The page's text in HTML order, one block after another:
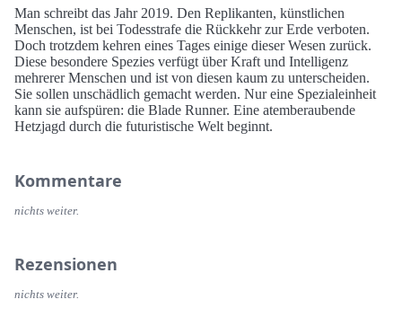
Man schreibt das Jahr 2019. Den Replikanten, künstlichen
Menschen, ist bei Todesstrafe die Rückkehr zur Erde verboten.
Doch trotzdem kehren eines Tages einige dieser Wesen zurück.
Diese besondere Spezies verfügt über Kraft und Intelligenz
mehrerer Menschen und ist von diesen kaum zu unterscheiden.
Sie sollen unschädlich gemacht werden. Nur eine Spezialeinheit
kann sie aufspüren: die Blade Runner. Eine atemberaubende
Hetzjagd durch die futuristische Welt beginnt.
Kommentare
nichts weiter.
Rezensionen
nichts weiter.